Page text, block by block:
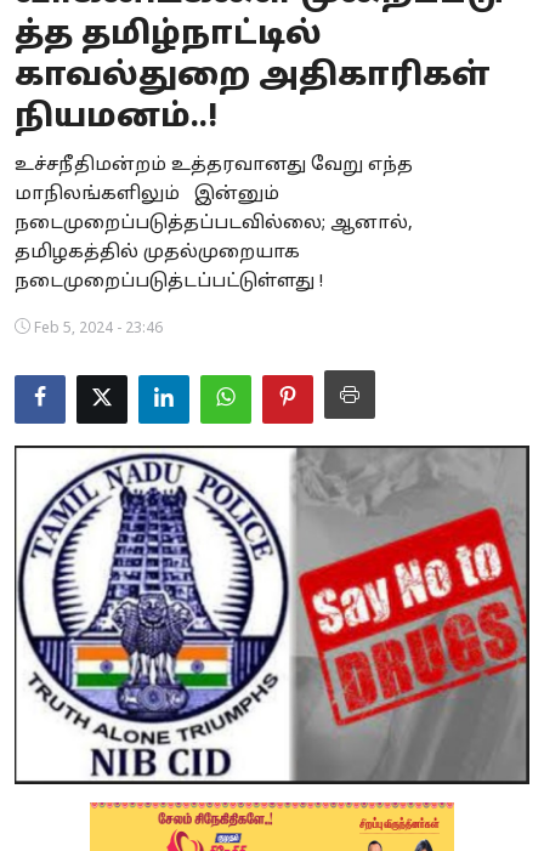
Business
Crime
National
World
Weather
Politics
த்த தமிழ்நாட்டில்
காவல்துறை அதிகாரிகள்
நியமனம்..!
உச்சநீதிமன்றம் உத்தரவானது வேறு எந்த
மாநிலங்களிலும் இன்னும்
நடைமுறைப்படுத்தப்படவில்லை; ஆனால்,
தமிழகத்தில் முதல்முறையாக
நடைமுறைப்படுத்டப்பட்டுள்ளது !
Feb 5, 2024 - 23:46